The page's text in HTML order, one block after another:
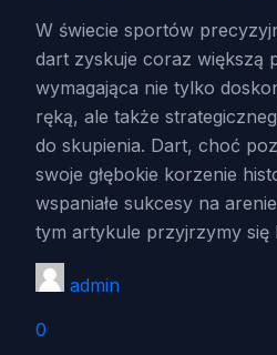
W świecie sportów
dart zyskuje coraz większą
wymagająca nie tylko
ręką, ale także
do skupienia. Dart, choć
swoje głębokie korzenie
wspaniałe sukcesy na
tym artykule przyjrzymy się
admin
0